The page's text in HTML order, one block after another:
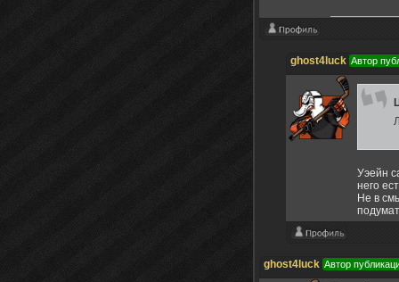
ghost4luck Автор
Уэейн
него
Не в
ghost4luck Автор